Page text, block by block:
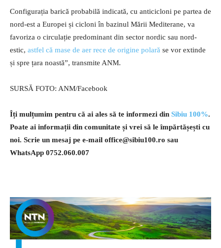
Configurația barică probabilă indicată, cu anticicloni pe partea de
nord-est a Europei și cicloni în bazinul Mării Mediterane, va
favoriza o circulație predominant din sector nordic sau nord-
estic, astfel că mase de aer rece de origine polară se vor extinde
și spre țara noastă”, transmite ANM.
SURSĂ FOTO: ANM/Facebook
Îți mulțumim pentru că ai ales să te informezi din Sibiu 100%.
Poate ai informații din comunitate și vrei să le împărtășești cu
noi. Scrie un mesaj pe e-mail office@sibiu100.ro sau
WhatsApp 0752.060.007